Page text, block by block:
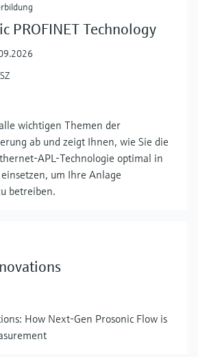
PROFINET Technology
wichtigen Themen der
ab und zeigt Ihnen, wie Sie die
APL-Technologie optimal in
um Ihre Anlage
betreiben.
How Next-Gen Prosonic Flow is